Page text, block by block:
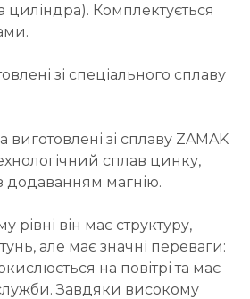
циліндра). Комплектується
зі спеціального сплаву
виготовлені зі сплаву ZAMAK
сплав цинку,
додаванням магнію.
рівні він має структуру,
але має значні переваги:
на повітрі та має
Завдяки високому